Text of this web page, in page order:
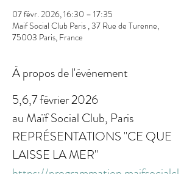
07 févr. 2026, 16:30 – 17:35
Maif Social Club Paris , 37 Rue de Turenne,
75003 Paris, France
À propos de l'événement
5,6,7 février 2026
au Maïf Social Club, Paris
REPRÉSENTATIONS "CE QUE
LAISSE LA MER"